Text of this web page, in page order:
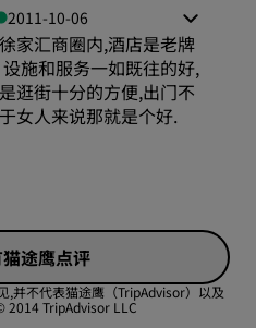
2011-10-06
家汇商圈内,酒店是老牌
施和服务一如既往的好,
逛街十分的方便,出门不
女人来说那就是个好.
途鹰点评
,并不代表猫途鹰（TripAdvisor）以及
2014 TripAdvisor LLC